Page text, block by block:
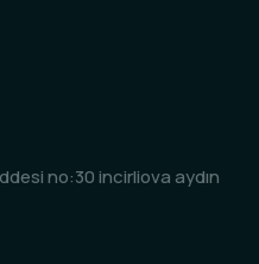
no:30 incirliova aydın